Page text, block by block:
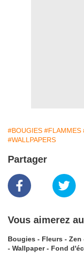
#BOUGIES #FLAMMES
#WALLPAPERS
Partager
Vous aimerez
Bougies - Fleurs -
- Wallpaper - Fond